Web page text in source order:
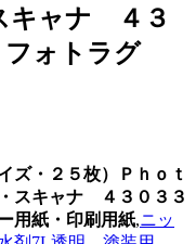
キャナ ４３
フォトラグ
・２５枚）Ｐｈｏｔ
キャナ ４３０３３
用紙・印刷用紙,ニッ